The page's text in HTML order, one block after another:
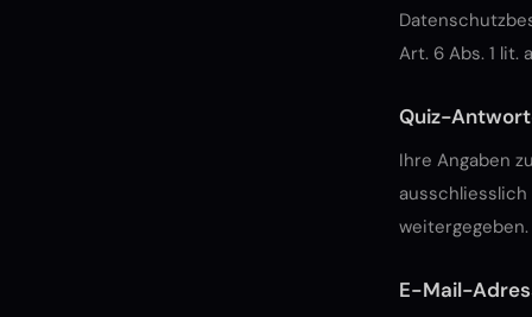
Art. 6 Abs. 1 lit.
Quiz-
Ihre Angaben
weitergegeben.
E-Mail-